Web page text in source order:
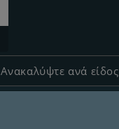
Ανακαλύψτε ανά είδος